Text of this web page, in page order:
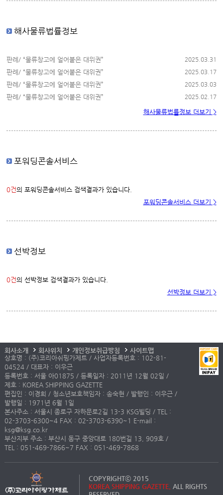
해사물류법률정보
판례/ “물류창고에 얼어붙은 대위권” 2025.03.31
판례/ “물류창고에 얼어붙은 대위권” 2025.03.17
판례/ “물류창고에 얼어붙은 대위권” 2025.03.03
판례/ “물류창고에 얼어붙은 대위권” 2025.02.17
해사물류법률정보 더보기 >
포워딩콘솔서비스
0건의 포워딩콘솔서비스 검색결과가 있습니다.
포워딩콘솔서비스 더보기 >
선박정보
0건의 선박정보 검색결과가 있습니다.
선박정보 더보기 >
회사소개 회사위치 개인정보취급방침
사이트맵
상호명 : (주)코리아쉬핑가제트 / 사업자등록번호 : 102-81-
04524 / 대표자 : 이우근
등록번호 : 서울 아01875 / 등록일자 : 2011년 12월 02일 /
제호 : KOREA SHIPPING GAZETTE
편집인 : 이경희 / 청소년보호책임자 : 송숙현 / 발행인 : 이우근 /
발행일 : 1971년 6월 1일
본사주소 : 서울시 종로구 자하문로2길 13-3 KSG빌딩 / TEL :
02-3703-6300~4 FAX : 02-3703-6390~1 E-mail :
ksg@ksg.co.kr
부산지부 주소 : 부산시 동구 중앙대로 180번길 13, 909호 /
TEL : 051-469-7866~7 FAX : 051-469-7868
COPYRIGHTⓒ 2015
KOREA SHIPPING GAZETTE. ALL RIGHTS